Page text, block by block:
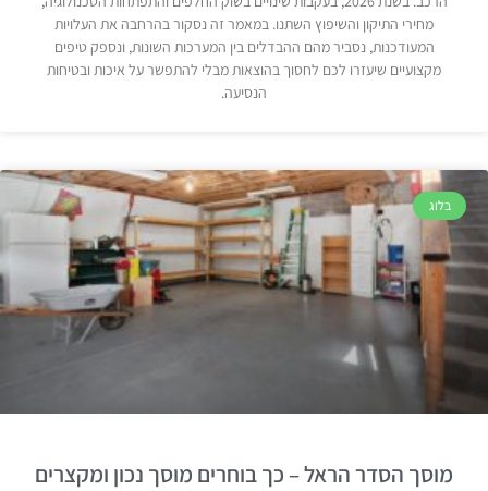
מחירי התיקון והשיפוץ השתנו. במאמר זה נסקור בהרחבה את העלויות
המעודכנות, נסביר מהם ההבדלים בין המערכות השונות, ונספק טיפים
מקצועיים שיעזרו לכם לחסוך בהוצאות מבלי להתפשר על איכות ובטיחות
הנסיעה.
בלוג
מוסך הסדר הראל – כך בוחרים מוסך נכון ומקצרים